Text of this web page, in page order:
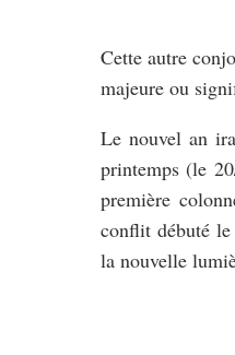
Cette autre
majeure ou
Le nouvel an
printemps (le
première
conflit débuté
la nouvelle